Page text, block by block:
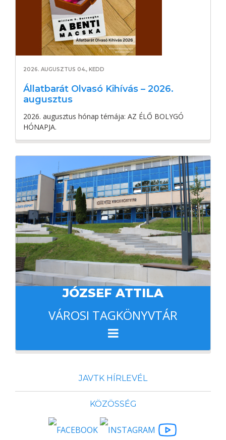
2026. AUGUSZTUS 04., KEDD
Állatbarát Olvasó Kihívás – 2026.
augusztus
2026. augusztus hónap témája: AZ ÉLŐ BOLYGÓ
HÓNAPJA.
JÓZSEF ATTILA
VÁROSI TAGKÖNYVTÁR
JAVTK HÍRLEVÉL
KÖZÖSSÉG